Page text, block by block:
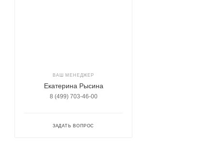
ВАШ МЕНЕДЖЕР
Екатерина Рысина
8 (499) 703-46-00
ЗАДАТЬ ВОПРОС